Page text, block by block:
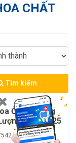
CHẤT
Tìm kiếm
Ở Hòa Vang
Nhất 2025
lượt xem